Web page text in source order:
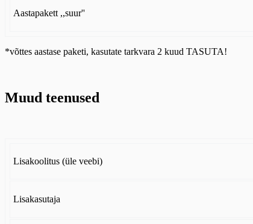
Aastapakett ,,suur''
*võttes aastase paketi, kasutate tarkvara 2 kuud TASUTA!
Muud teenused
Lisakoolitus (üle veebi)
Lisakasutaja